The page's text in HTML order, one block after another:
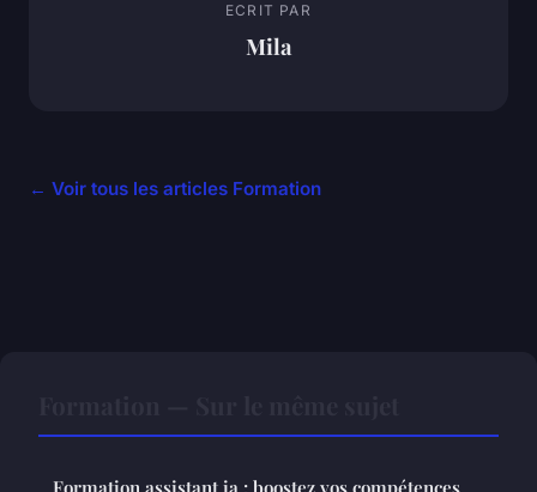
ECRIT PAR
Mila
← Voir tous les articles Formation
Formation assistant ia : boostez vos compétences